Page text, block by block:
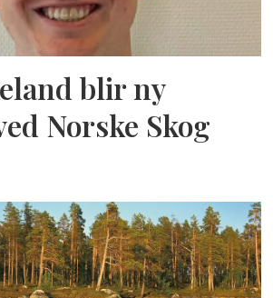
blir ny
Norske Skog